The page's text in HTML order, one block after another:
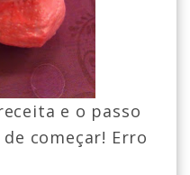
e o passo
começar! Erro